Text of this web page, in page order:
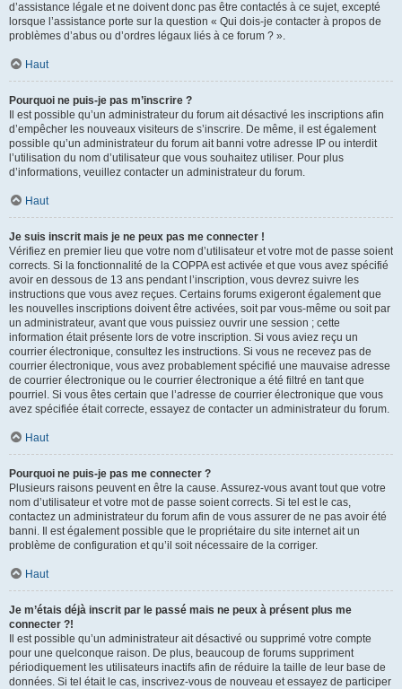
d’assistance légale et ne doivent donc pas être contactés à ce sujet, excepté
lorsque l’assistance porte sur la question « Qui dois-je contacter à propos de
problèmes d’abus ou d’ordres légaux liés à ce forum ? ».
Haut
Pourquoi ne puis-je pas m’inscrire ?
Il est possible qu’un administrateur du forum ait désactivé les inscriptions afin
d’empêcher les nouveaux visiteurs de s’inscrire. De même, il est également
possible qu’un administrateur du forum ait banni votre adresse IP ou interdit
l’utilisation du nom d’utilisateur que vous souhaitez utiliser. Pour plus
d’informations, veuillez contacter un administrateur du forum.
Haut
Je suis inscrit mais je ne peux pas me connecter !
Vérifiez en premier lieu que votre nom d’utilisateur et votre mot de passe soient
corrects. Si la fonctionnalité de la COPPA est activée et que vous avez spécifié
avoir en dessous de 13 ans pendant l’inscription, vous devrez suivre les
instructions que vous avez reçues. Certains forums exigeront également que
les nouvelles inscriptions doivent être activées, soit par vous-même ou soit par
un administrateur, avant que vous puissiez ouvrir une session ; cette
information était présente lors de votre inscription. Si vous aviez reçu un
courrier électronique, consultez les instructions. Si vous ne recevez pas de
courrier électronique, vous avez probablement spécifié une mauvaise adresse
de courrier électronique ou le courrier électronique a été filtré en tant que
pourriel. Si vous êtes certain que l’adresse de courrier électronique que vous
avez spécifiée était correcte, essayez de contacter un administrateur du forum.
Haut
Pourquoi ne puis-je pas me connecter ?
Plusieurs raisons peuvent en être la cause. Assurez-vous avant tout que votre
nom d’utilisateur et votre mot de passe soient corrects. Si tel est le cas,
contactez un administrateur du forum afin de vous assurer de ne pas avoir été
banni. Il est également possible que le propriétaire du site internet ait un
problème de configuration et qu’il soit nécessaire de la corriger.
Haut
Je m’étais déjà inscrit par le passé mais ne peux à présent plus me
connecter ?!
Il est possible qu’un administrateur ait désactivé ou supprimé votre compte
pour une quelconque raison. De plus, beaucoup de forums suppriment
périodiquement les utilisateurs inactifs afin de réduire la taille de leur base de
données. Si tel était le cas, inscrivez-vous de nouveau et essayez de participer